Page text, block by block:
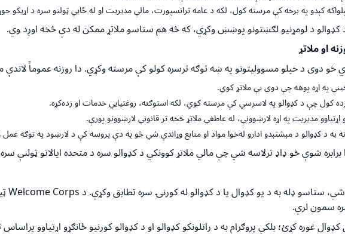
کېدو په برخه کې مرسته کول، لکه د عامه ترانسپورت، مالي مدیریت او له ځایي ټولنو سره د اړیکو
او ملاتړ
څو دوی د خپلو مسوولیتونو په ښه توګه ترسره کولو کې مرسته وکړي. دا روزنه عموماً لاندې
په اړه پوهه چې دوی یې ملاتړ کوي.
کول چې د کډوالو په لاسرسي کې مرسته کوي، لکه استوګنه، روغتیايي خدمات او زده‌کړه.
اړتیاوو مدیریت په اړه لارښوونې، له عاطفي ملاتړ څخه تر قانوني لارښوونو پورې.
به د کډوالو د مېشتېدو ادارو له‌خوا مواد او منابع وړاندې شي څو په دې پروسه کې د لارښود په توګه
برابره شوې څو ډاډ ترلاسه شي چې مالي ملاتړ کوونکي د کډوالو سره د متحده ایالاتو ټولنې
ستاسو ډله به د یو کډوال یا د کډوالو له کورنۍ سره تطابق وکړي. دWelcome Corps
سمون لري.
غوره کړئ؛ بلکې پروګرام به د راتلونکو کډوالو او د کډوالو کورنیو ځانګړو اړتیاوو